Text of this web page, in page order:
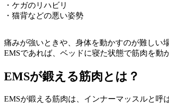
・ケガのリハビリ
・猫背などの悪い姿勢
痛みが強いときや、身体を動かすのが難しい
EMSであれば、ベッドに寝た状態で筋肉を動
EMSが鍛える筋肉とは？
EMSが鍛える筋肉は、インナーマッスルと呼